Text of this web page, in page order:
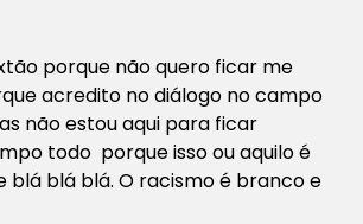
porque não quero ficar me
acredito no diálogo no campo
não estou aqui para ficar
todo porque isso ou aquilo é
blá blá blá. O racismo é branco e